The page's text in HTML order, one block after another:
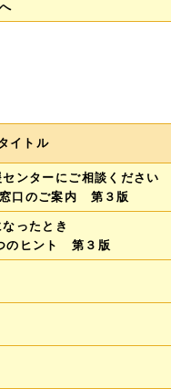
イトル
ンターにご相談ください
口のご案内 第３版
ったとき
のヒント 第３版